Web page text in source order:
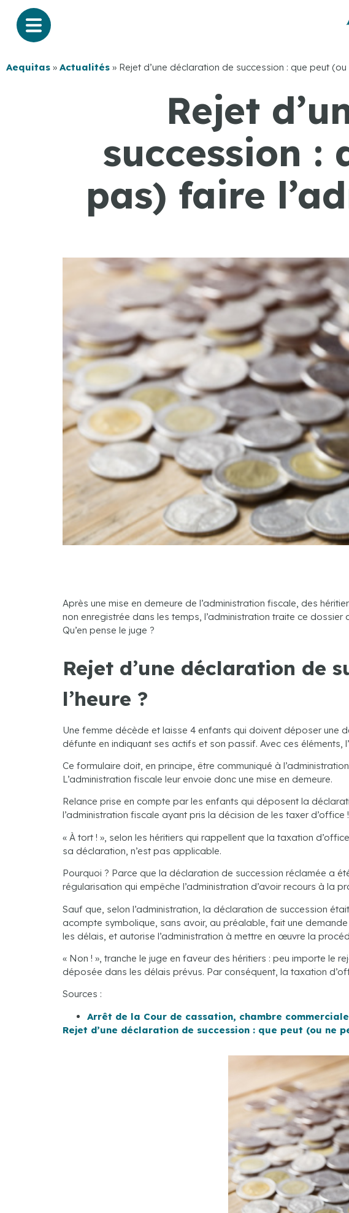
Aequitas » Actualités » Rejet d’une déclaration de succession : que peut
Rejet
succession :
pas) faire
Après une mise en demeure de l’administration fiscale, des
non enregistrée dans les temps, l’administration traite ce
Qu’en pense le juge ?
Rejet d’une déclaration de
l’heure ?
Une femme décède et laisse 4 enfants qui doivent déposer une
défunte en indiquant ses actifs et son passif. Avec ces
Ce formulaire doit, en principe, être communiqué à
L’administration fiscale leur envoie donc une mise en demeure.
Relance prise en compte par les enfants qui déposent la
l’administration fiscale ayant pris la décision de les taxer d’office !
« À tort ! », selon les héritiers qui rappellent que la taxation
sa déclaration, n’est pas applicable.
Pourquoi ? Parce que la déclaration de succession réclamée a
régularisation qui empêche l’administration d’avoir recours à la
Sauf que, selon l’administration, la déclaration de succession
acompte symbolique, sans avoir, au préalable, fait une
les délais, et autorise l’administration à mettre en œuvre la
« Non ! », tranche le juge en faveur des héritiers : peu importe le
déposée dans les délais prévus. Par conséquent, la taxation
Sources :
Arrêt de la Cour de cassation, chambre
Rejet d’une déclaration de succession : que peut (ou ne